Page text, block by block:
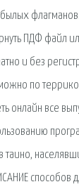
ПДФ файл
и без
по
онлайн все
способов